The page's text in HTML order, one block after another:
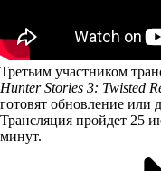
Третьим участником
Hunter Stories 3: Twisted
готовят обновление или
Трансляция пройдет 25
минут.